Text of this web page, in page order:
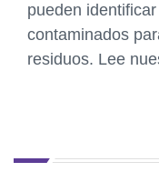
pueden
contaminados
residuos. Lee